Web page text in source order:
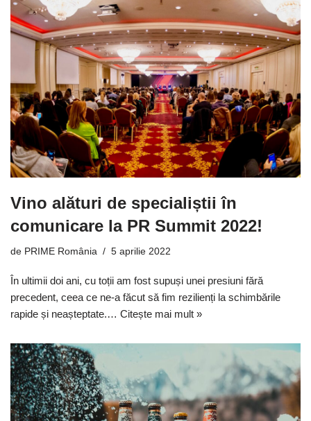
Vino alături de specialiștii în
comunicare la PR Summit 2022!
de PRIME România 5 aprilie 2022
În ultimii doi ani, cu toții am fost supuși unei presiuni fără
precedent, ceea ce ne-a făcut să fim rezilienți la schimbările
rapide și neașteptate.… Citește mai mult »